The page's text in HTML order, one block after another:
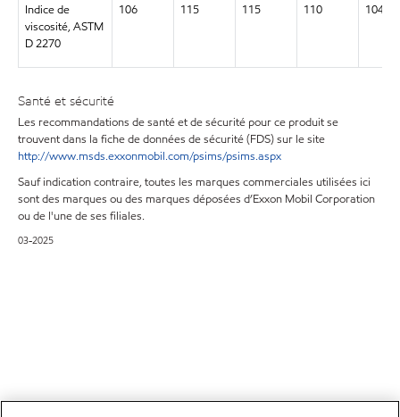
Indice de
viscosité, ASTM
D 2270
106 115 115 110 104
Santé et sécurité
Les recommandations de santé et de sécurité pour ce produit se
trouvent dans la fiche de données de sécurité (FDS) sur le site
http://www.msds.exxonmobil.com/psims/psims.aspx
Sauf indication contraire, toutes les marques commerciales utilisées ici
sont des marques ou des marques déposées d’Exxon Mobil Corporation
ou de l'une de ses filiales.
03-2025